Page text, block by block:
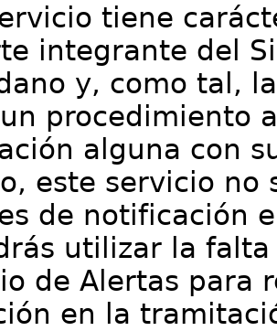
tiene
integrante del
y, como tal,
procedimiento
alguna con
este servicio no
de notificación
utilizar la
de Alertas para
en la